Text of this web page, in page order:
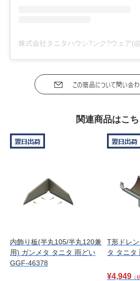
関連商品はこち
内飾り板(半丸105/半丸120兼
用) ガンメタ タニタ 雨どい
GGF-46378
T形ドレ
タ タニタ
¥4,949 （